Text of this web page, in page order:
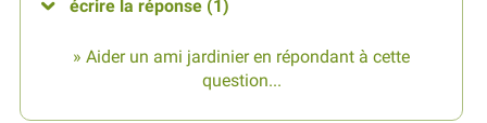
écrire la réponse (1)
» Aider un ami jardinier en répondant à cette
question...